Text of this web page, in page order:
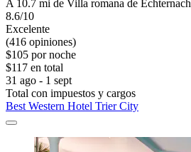
A 10.7 mi de Villa romana de Echternach
8.6/10
Excelente
(416 opiniones)
$105 por noche
$117 en total
31 ago - 1 sept
Total con impuestos y cargos
Best Western Hotel Trier City